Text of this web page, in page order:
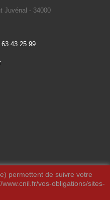
Juvénal - 34000
43 25 99
permettent de suivre votre
vos-obligations/sites-